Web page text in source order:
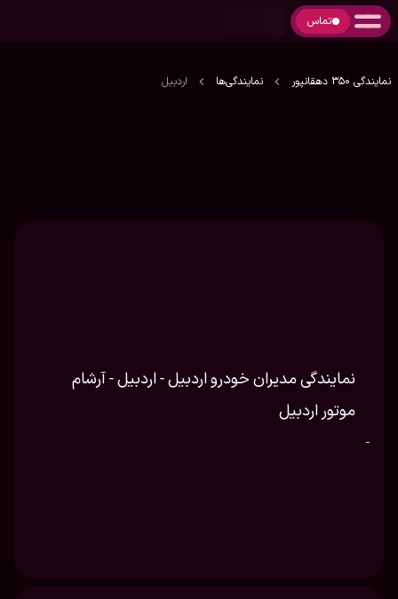
تماس
نمایندگی 350 دهقانپور نمایندگی‌ها اردبیل
نمایندگی مدیران خودرو اردبیل - اردبیل - آرشام
موتور اردبیل
-